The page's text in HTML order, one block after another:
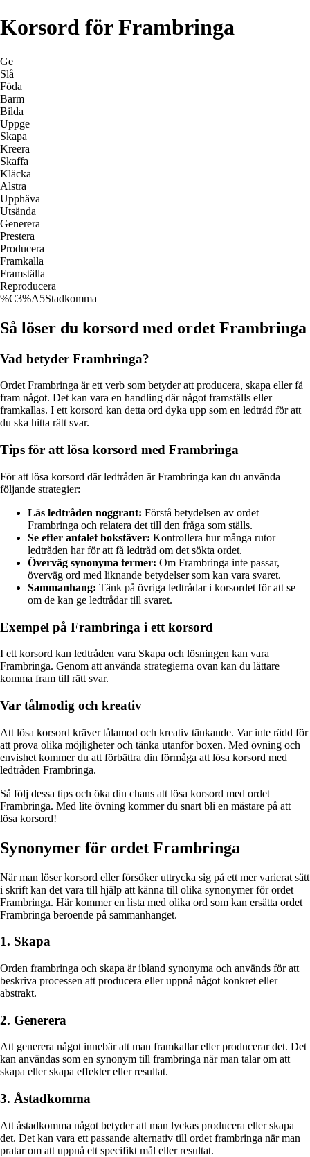
Korsord för Frambringa
Ge
Slå
Föda
Barm
Bilda
Uppge
Skapa
Kreera
Skaffa
Kläcka
Alstra
Upphäva
Utsända
Generera
Prestera
Producera
Framkalla
Framställa
Reproducera
%C3%A5Stadkomma
Så löser du korsord med ordet Frambringa
Vad betyder Frambringa?
Ordet Frambringa är ett verb som betyder att producera, skapa eller få
fram något. Det kan vara en handling där något framställs eller
framkallas. I ett korsord kan detta ord dyka upp som en ledtråd för att
du ska hitta rätt svar.
Tips för att lösa korsord med Frambringa
För att lösa korsord där ledtråden är Frambringa kan du använda
följande strategier:
Läs ledtråden noggrant: Förstå betydelsen av ordet
Frambringa och relatera det till den fråga som ställs.
Se efter antalet bokstäver: Kontrollera hur många rutor
ledtråden har för att få ledtråd om det sökta ordet.
Överväg synonyma termer: Om Frambringa inte passar,
överväg ord med liknande betydelser som kan vara svaret.
Sammanhang: Tänk på övriga ledtrådar i korsordet för att se
om de kan ge ledtrådar till svaret.
Exempel på Frambringa i ett korsord
I ett korsord kan ledtråden vara Skapa och lösningen kan vara
Frambringa. Genom att använda strategierna ovan kan du lättare
komma fram till rätt svar.
Var tålmodig och kreativ
Att lösa korsord kräver tålamod och kreativ tänkande. Var inte rädd för
att prova olika möjligheter och tänka utanför boxen. Med övning och
envishet kommer du att förbättra din förmåga att lösa korsord med
ledtråden Frambringa.
Så följ dessa tips och öka din chans att lösa korsord med ordet
Frambringa. Med lite övning kommer du snart bli en mästare på att
lösa korsord!
Synonymer för ordet Frambringa
När man löser korsord eller försöker uttrycka sig på ett mer varierat sätt
i skrift kan det vara till hjälp att känna till olika synonymer för ordet
Frambringa. Här kommer en lista med olika ord som kan ersätta ordet
Frambringa beroende på sammanhanget.
1. Skapa
Orden frambringa och skapa är ibland synonyma och används för att
beskriva processen att producera eller uppnå något konkret eller
abstrakt.
2. Generera
Att generera något innebär att man framkallar eller producerar det. Det
kan användas som en synonym till frambringa när man talar om att
skapa eller skapa effekter eller resultat.
3. Åstadkomma
Att åstadkomma något betyder att man lyckas producera eller skapa
det. Det kan vara ett passande alternativ till ordet frambringa när man
pratar om att uppnå ett specifikt mål eller resultat.